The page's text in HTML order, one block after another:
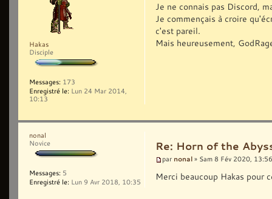
Je ne connais pas Discord,
Je commençais à croire
c'est pareil.
Mais heureusement,
Hakas
Disciple
Messages: 173
Enregistré le: Lun 24 Mar 2014,
10:13
Re: Horn of the
par nonal » Sam 8 Fév 2020, 13:56
Merci beaucoup Hakas pour
nonal
Novice
Messages: 5
Enregistré le: Lun 9 Avr 2018, 10:35